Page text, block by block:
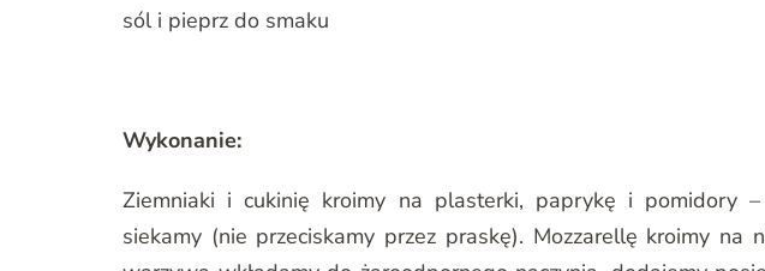
sól i pieprz do smaku
Wykonanie:
Ziemniaki i cukinię kroimy na plasterki, paprykę i pomidory
siekamy (nie przeciskamy przez praskę). Mozzarellę kroimy na